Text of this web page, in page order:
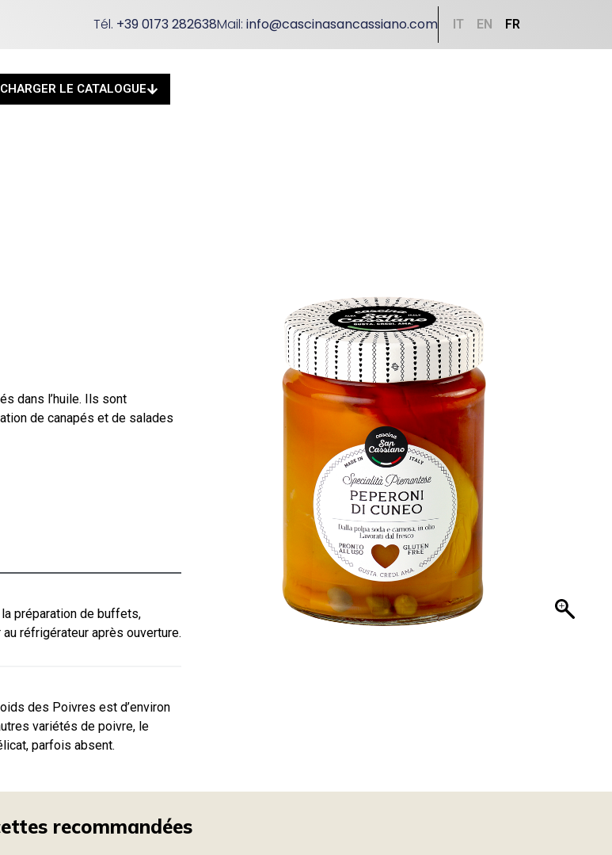
Tél. +39 0173 282638Mail:info@cascinasancassiano.com IT EN FR
LE CATALOGUE
dans l’huile. Ils sont
de canapés et de salades
préparation de buffets,
réfrigérateur après ouverture.
des Poivres est d’environ
variétés de poivre, le
parfois absent.
recommandées